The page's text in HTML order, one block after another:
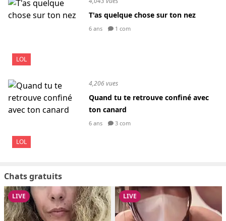
LOL
T'as quelque chose sur ton nez
6 ans 1 com
LOL
4,206 vues
Quand tu te retrouve confiné avec
ton canard
6 ans 3 com
Chats gratuits